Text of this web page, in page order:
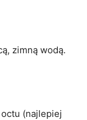
zimną wodą.
(najlepiej